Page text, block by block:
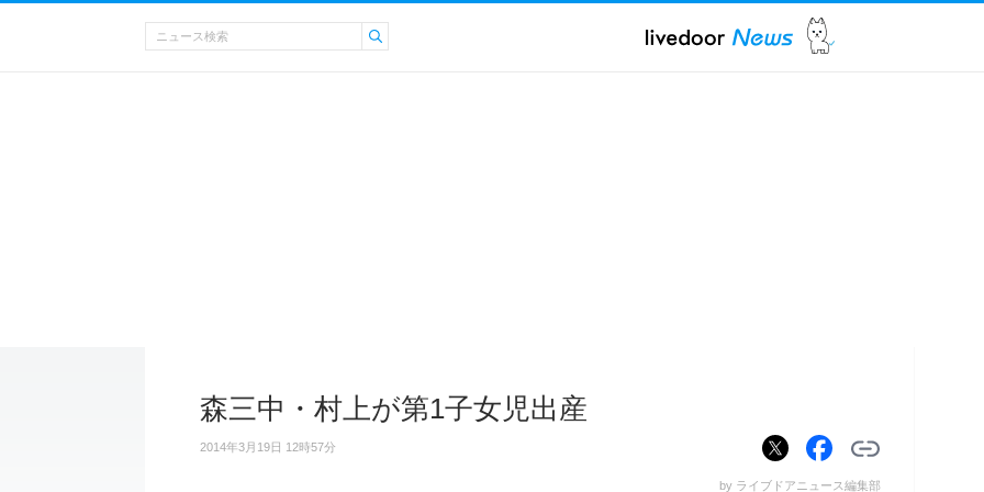
森三中・村上が第1子女児出産
2014年3月19日 12時57分
by ライブドアニュース編集部